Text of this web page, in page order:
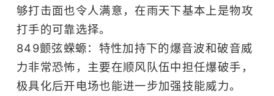
够打击面也令人满意，在雨天下基本上是物攻
打手的可靠选择。
849颤弦蝾螈：特性加持下的爆音波和破音威
力非常恐怖，主要在顺风队伍中担任爆破手，
极具化后开电场也能进一步加强技能威力。